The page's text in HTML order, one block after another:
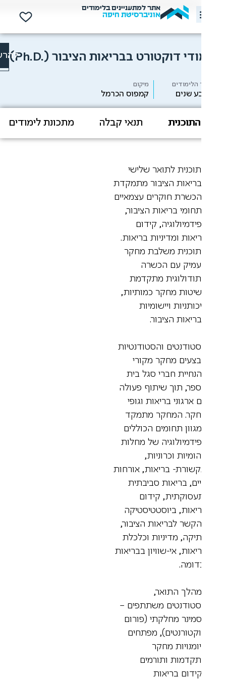
אתר למתעניינים בלימודים
אוניברסיטת חיפה
דוקטורט בבריאות הציבור(Ph.D.)להרשמה
הלימודים
שנים
מיקום
קמפוס הכרמל
תנאי קבלה מתכונת לימודים
לתואר שלישי
הציבור מתמקדת
חוקרים עצמאיים
בריאות הציבור,
קידום
ומדיניות בריאות.
משלבת מחקר
עם הכשרה
מתקדמת
מחקר כמותיות,
ויישומיות
הציבור.
והסטודנטיות
מחקר מקורי
חברי סגל בית
תוך שיתוף פעולה
ארגוני בריאות וגופי
המחקר מתמקד
תחומים הכוללים
של מחלות
וכרוניות,
בריאות, אורחות
בריאות סביבתית
קידום
ביוסטטיסטיקה
לבריאות הציבור,
מדיניות וכלכלת
אי-שוויון בבריאות
התואר,
משתתפים –
מחלקתי (פורום
מפתחים
מחקר
ותורמים
בריאות